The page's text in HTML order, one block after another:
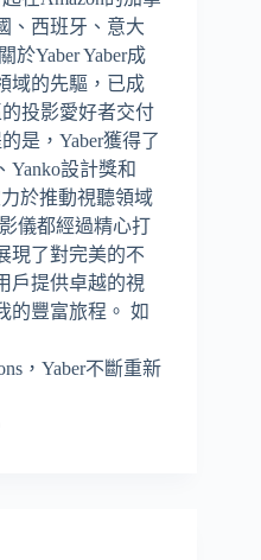
、西班牙、意大
於Yaber Yaber成
域的先驅，已成
投影愛好者交付
是，Yaber獲得了
Yanko設計獎和
力於推動視聽領域
儀都經過精心打
現了對完美的不
戶提供卓越的視
的豐富旅程。 如
，Yaber不斷重新